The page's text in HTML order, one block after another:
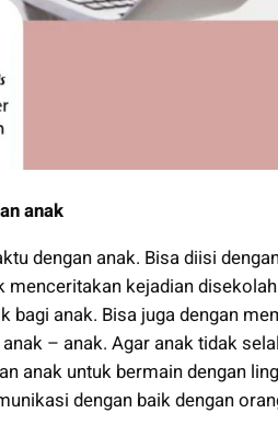
anak
dengan anak. Bisa diisi
kejadian
bagi anak. Bisa juga dengan
– anak. Agar anak tidak
anak untuk bermain dengan
dengan baik dengan